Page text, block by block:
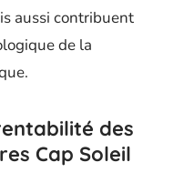
aussi contribuent
de la
des
Cap Soleil